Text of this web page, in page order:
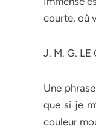
courte, où
J. M. G. LE
Une
que si je
couleur